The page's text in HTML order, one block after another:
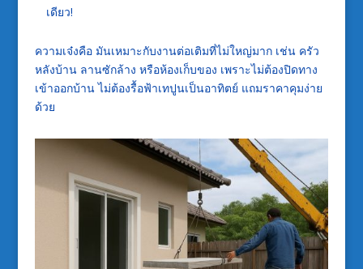
เดียว!
ความเจ๋งคือ มันเหมาะกับงานต่อเติมที่ไม่ใหญ่มาก เช่น ครัว
หลังบ้าน ลานซักล้าง หรือห้องเก็บของ เพราะไม่ต้องปิดทาง
เข้าออกบ้าน ไม่ต้องรื้อฟ้าเทปูนเป็นอาทิตย์ แถมราคาคุมง่าย
ด้วย